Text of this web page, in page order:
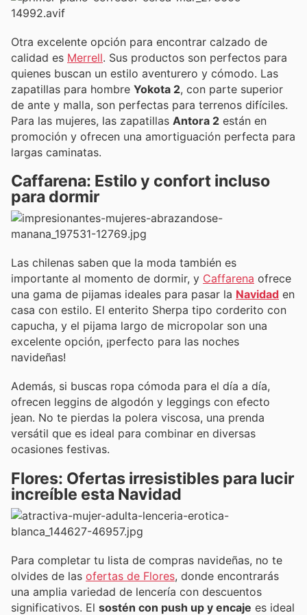
Otra excelente opción para encontrar calzado de
calidad es Merrell. Sus productos son perfectos para
quienes buscan un estilo aventurero y cómodo. Las
zapatillas para hombre Yokota 2, con parte superior
de ante y malla, son perfectas para terrenos difíciles.
Para las mujeres, las zapatillas Antora 2 están en
promoción y ofrecen una amortiguación perfecta para
largas caminatas.
Caffarena: Estilo y confort incluso
para dormir
Las chilenas saben que la moda también es
importante al momento de dormir, y Caffarena ofrece
una gama de pijamas ideales para pasar la Navidad en
casa con estilo. El enterito Sherpa tipo corderito con
capucha, y el pijama largo de micropolar son una
excelente opción, ¡perfecto para las noches
navideñas!
Además, si buscas ropa cómoda para el día a día,
ofrecen leggins de algodón y leggings con efecto
jean. No te pierdas la polera viscosa, una prenda
versátil que es ideal para combinar en diversas
ocasiones festivas.
Flores: Ofertas irresistibles para lucir
increíble esta Navidad
Para completar tu lista de compras navideñas, no te
olvides de las ofertas de Flores, donde encontrarás
una amplia variedad de lencería con descuentos
significativos. El sostén con push up y encaje es ideal